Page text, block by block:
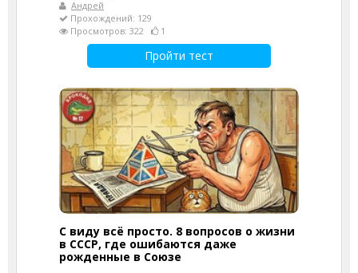
Андрей
Прохождений: 129
Просмотров: 322
1
Пройти тест
С виду всё просто. 8 вопросов о жизни
в СССР, где ошибаются даже
рожденные в Союзе